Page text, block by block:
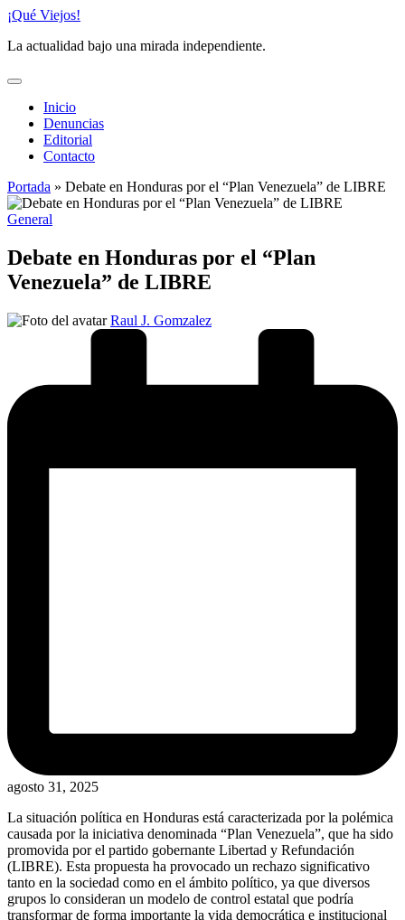
Saltar
contenido
¡Qué Viejos!
La actualidad bajo una mirada independiente.
Inicio
Denuncias
Editorial
Contacto
Portada » Debate en Honduras por el “Plan Venezuela” de LIBRE
Publicado
General
Debate en Honduras por el “Plan
Venezuela” de LIBRE
Publicado
Raul J. Gomzalez
agosto 31, 2025
La situación política en Honduras está caracterizada por la polémica
causada por la iniciativa denominada “Plan Venezuela”, que ha sido
promovida por el partido gobernante Libertad y Refundación
(LIBRE). Esta propuesta ha provocado un rechazo significativo
tanto en la sociedad como en el ámbito político, ya que diversos
grupos lo consideran un modelo de control estatal que podría
transformar de forma importante la vida democrática e institucional